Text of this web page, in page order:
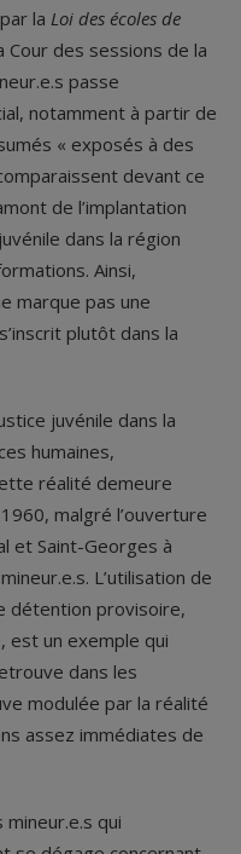
la Loi des écoles de
Cour des sessions de la
passe
notamment à partir de
« exposés à des
devant ce
de l’implantation
dans la région
Ainsi,
marque pas une
plutôt dans la
juvénile dans la
humaines,
réalité demeure
malgré l’ouverture
et Saint-Georges à
L’utilisation de
détention provisoire,
est un exemple qui
dans les
modulée par la réalité
assez immédiates de
qui